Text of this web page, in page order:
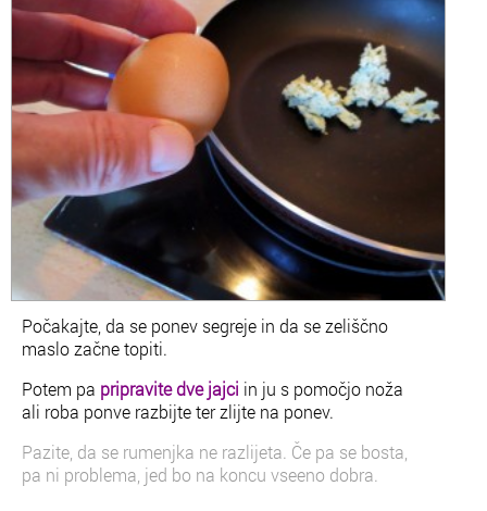
Počakajte, da se ponev segreje in da se zeliščno
maslo začne topiti.
Potem pa pripravite dve jajci in ju s pomočjo noža
ali roba ponve razbijte ter zlijte na ponev.
Pazite, da se rumenjka ne razlijeta. Če pa se bosta,
pa ni problema, jed bo na koncu vseeno dobra.